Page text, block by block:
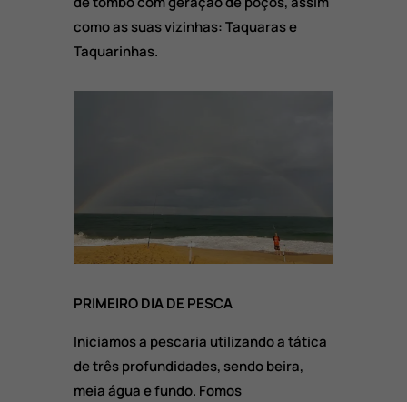
como as suas vizinhas: Taquaras e
Taquarinhas.
PRIMEIRO DIA DE PESCA
Iniciamos a pescaria utilizando a tática
de três profundidades, sendo beira,
meia água e fundo. Fomos